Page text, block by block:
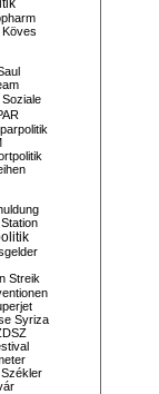
Köves
Soziale
Station
Streik
Syriza
Székler